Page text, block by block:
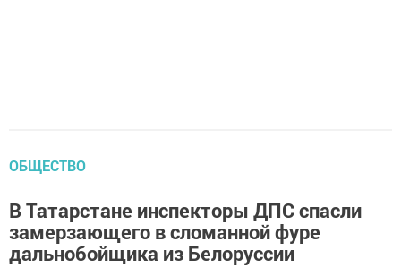
ОБЩЕСТВО
В Татарстане инспекторы ДПС спасли
замерзающего в сломанной фуре
дальнобойщика из Белоруссии